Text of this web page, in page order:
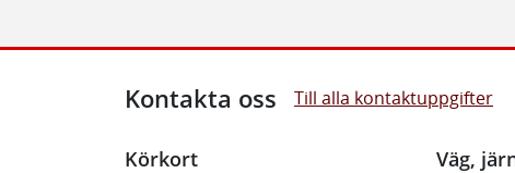
Kontakta oss Till alla kontaktuppgifter
Körkort Väg,